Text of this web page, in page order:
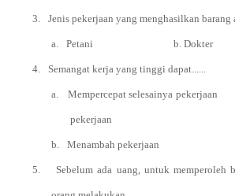
3. Jenis pekerjaan yang menghasilkan barang
a. Petani b.
4. Semangat kerja yang tinggi dapat......
a. Mempercepat selesainya
pekerjaan
b. Menambah pekerjaan
5. Sebelum ada uang, untuk memperoleh